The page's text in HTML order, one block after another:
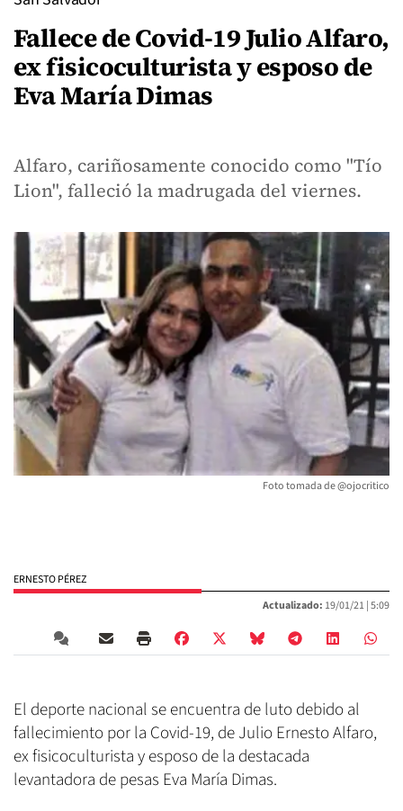
Fallece de Covid-19 Julio Alfaro,
ex fisicoculturista y esposo de
Eva María Dimas
Alfaro, cariñosamente conocido como "Tío
Lion", falleció la madrugada del viernes.
Foto tomada de @ojocritico
ERNESTO PÉREZ
Actualizado: 19/01/21 |5:09
El deporte nacional se encuentra de luto debido al
fallecimiento por la Covid-19, de Julio Ernesto Alfaro,
ex fisicoculturista y esposo de la destacada
levantadora de pesas Eva María Dimas.